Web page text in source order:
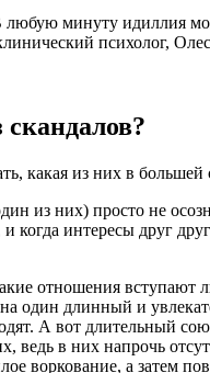
минуту идиллия
психолог,
какая из них в большей
из них) просто не
интересы друг
отношения вступают
один длинный и
А вот длительный
в них напрочь
воркование, а затем